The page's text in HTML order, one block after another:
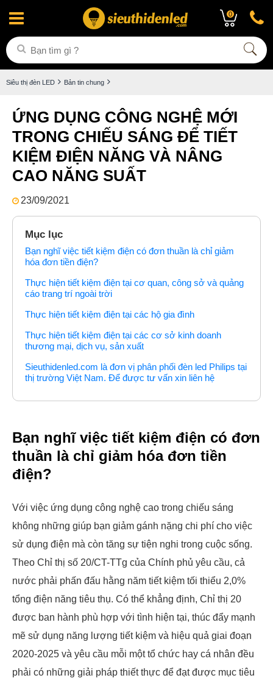
0
Siêu thị đèn LED Bản tin chung
ỨNG DỤNG CÔNG NGHỆ MỚI
TRONG CHIẾU SÁNG ĐỂ TIẾT
KIỆM ĐIỆN NĂNG VÀ NÂNG
CAO NĂNG SUẤT
23/09/2021
Mục lục
Bạn nghĩ việc tiết kiệm điện có đơn thuần là chỉ giảm
hóa đơn tiền điện?
Thực hiện tiết kiệm điện tại cơ quan, công sở và quảng
cáo trang trí ngoài trời
Thực hiện tiết kiệm điện tại các hộ gia đình
Thực hiện tiết kiệm điện tại các cơ sở kinh doanh
thương mại, dịch vụ, sản xuất
Sieuthidenled.com là đơn vị phân phối đèn led Philips tại
thị trường Việt Nam. Để được tư vấn xin liên hệ
Bạn nghĩ việc tiết kiệm điện có đơn
thuần là chỉ giảm hóa đơn tiền
điện?
Với việc ứng dụng công nghệ cao trong chiếu sáng
không những giúp bạn giảm gánh nặng chi phí cho việc
sử dụng điện mà còn tăng sự tiện nghi trong cuộc sống.
Theo Chỉ thị số 20/CT-TTg của Chính phủ yêu cầu, cả
nước phải phấn đấu hằng năm tiết kiệm tối thiểu 2,0%
tổng điện năng tiêu thụ. Có thể khẳng định, Chỉ thị 20
được ban hành phù hợp với tình hiện tại, thúc đẩy mạnh
mẽ sử dụng năng lượng tiết kiệm và hiệu quả giai đoạn
2020-2025 và yêu cầu mỗi một tổ chức hay cá nhân đều
phải có những giải pháp thiết thực để đạt được mục tiêu